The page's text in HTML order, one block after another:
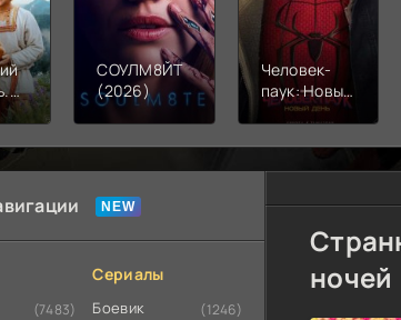
СОУЛМ8ЙТ
(2026)
Человек-
паук: Новый
день (2026)
(7483)
Сериалы
Боевик (1246)